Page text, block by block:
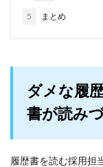
5 まとめ
ダメな履
書が読み
履歴書を読む採用担